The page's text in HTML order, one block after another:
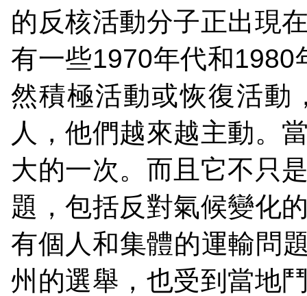
的反核活動分子正出現
有一些1970年代和1980
然積極活動或恢復活動
人，他們越來越主動。
大的一次。而且它不只
題，包括反對氣候變化
有個人和集體的運輸問
州的選舉，也受到當地